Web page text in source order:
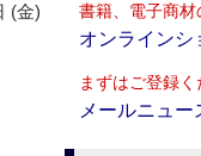
(金) 書籍、電子商材
オンラインシ
まずはご登録
メールニュー